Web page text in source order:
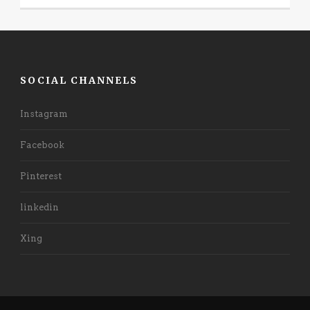
SOCIAL CHANNELS
Instagram
Facebook
Pinterest
linkedin
Xing